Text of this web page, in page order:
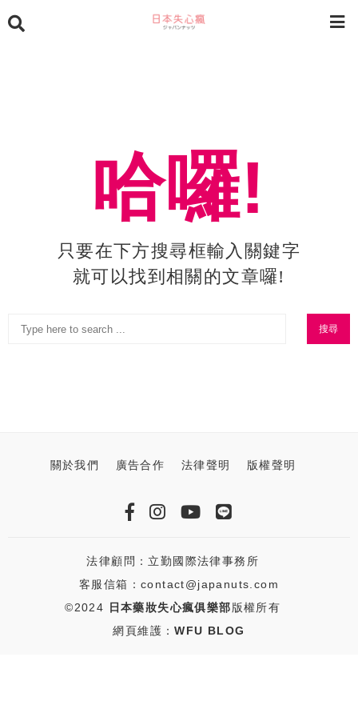
哈囉!
只要在下方搜尋框輸入關鍵字
就可以找到相關的文章囉!
關於我們 廣告合作 法律聲明 版權聲明
法律顧問：立勤國際法律事務所
客服信箱：contact@japanuts.com
©2024
日本藥妝失心瘋俱樂部版權所有
網頁維護：WFU BLOG